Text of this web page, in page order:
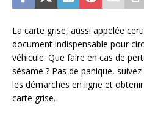
La carte grise, aussi appelée
document indispensable pour
véhicule. Que faire en cas de
sésame ? Pas de panique,
les démarches en ligne et
carte grise.